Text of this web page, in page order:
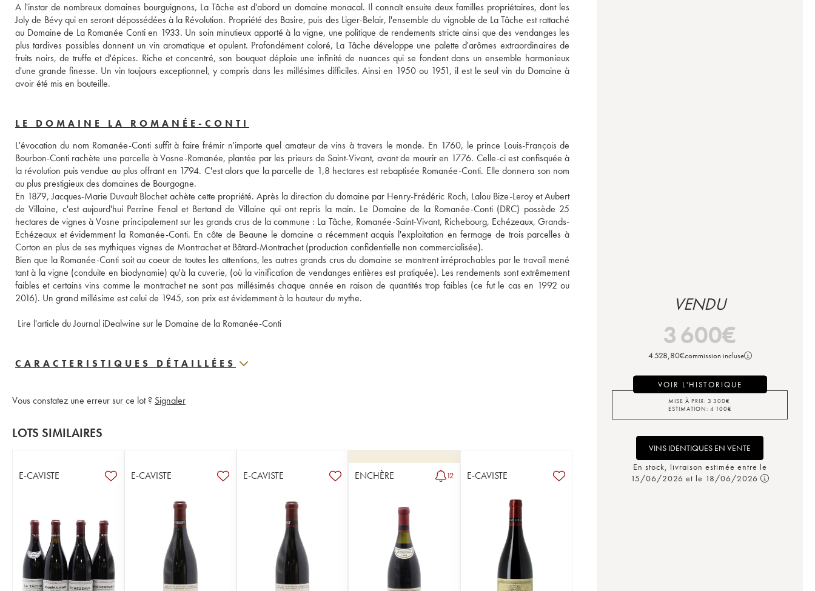
A l'instar de nombreux domaines bourguignons, La Tâche est d'abord un domaine monacal. Il connaît ensuite deux familles propriétaires, dont les
Joly de Bévy qui en seront dépossédées à la Révolution. Propriété des Basire, puis des Liger-Belair, l'ensemble du vignoble de La Tâche est rattaché
au Domaine de La Romanée Conti en 1933. Un soin minutieux apporté à la vigne, une politique de rendements stricte ainsi que des vendanges les
plus tardives possibles donnent un vin aromatique et opulent. Profondément coloré, La Tâche développe une palette d'arômes extraordinaires de
fruits noirs, de truffe et d'épices. Riche et concentré, son bouquet déploie une infinité de nuances qui se fondent dans un ensemble harmonieux
d'une grande finesse. Un vin toujours exceptionnel, y compris dans les millésimes difficiles. Ainsi en 1950 ou 1951, il est le seul vin du Domaine à
avoir été mis en bouteille.
LE DOMAINE LA ROMANÉE-CONTI
L'évocation du nom Romanée-Conti suffit à faire frémir n'importe quel amateur de vins à travers le monde. En 1760, le prince Louis-François de
Bourbon-Conti rachète une parcelle à Vosne-Romanée, plantée par les prieurs de Saint-Vivant, avant de mourir en 1776. Celle-ci est confisquée à
la révolution puis vendue au plus offrant en 1794. C'est alors que la parcelle de 1,8 hectares est rebaptisée Romanée-Conti. Elle donnera son nom
au plus prestigieux des domaines de Bourgogne.
En 1879, Jacques-Marie Duvault Blochet achète cette propriété. Après la direction du domaine par Henry-Frédéric Roch, Lalou Bize-Leroy et Aubert
de Villaine, c'est aujourd'hui Perrine Fenal et Bertand de Villaine qui ont repris la main. Le Domaine de la Romanée-Conti (DRC) possède 25
hectares de vignes à Vosne principalement sur les grands crus de la commune : La Tâche, Romanée-Saint-Vivant, Richebourg, Echézeaux, Grands-
Echézeaux et évidemment la Romanée-Conti. En côte de Beaune le domaine a récemment acquis l'exploitation en fermage de trois parcelles à
Corton en plus de ses mythiques vignes de Montrachet et Bâtard-Montrachet (production confidentielle non commercialisée).
Bien que la Romanée-Conti soit au coeur de toutes les attentions, les autres grands crus du domaine se montrent irréprochables par le travail mené
tant à la vigne (conduite en biodynamie) qu'à la cuverie, (où la vinification de vendanges entières est pratiquée). Les rendements sont extrêmement
faibles et certains vins comme le montrachet ne sont pas millésimés chaque année en raison de quantités trop faibles (ce fut le cas en 1992 ou
2016). Un grand millésime est celui de 1945, son prix est évidemment à la hauteur du mythe.
Lire l'article du Journal iDealwine sur le Domaine de la Romanée-Conti
CARACTERISTIQUES DÉTAILLÉES
Vous constatez une erreur sur ce lot ? Signaler
LOTS SIMILAIRES
E-CAVISTE E-CAVISTE E-CAVISTE ENCHÈRE 12 E-CAVISTE
VENDU
3 600€
4 528,80€commission incluse
VOIR L'HISTORIQUE
MISE À PRIX: 3 300€
ESTIMATION: 4 100€
VINS IDENTIQUES EN VENTE
En stock, livraison estimée entre le
15/06/2026 et le 18/06/2026